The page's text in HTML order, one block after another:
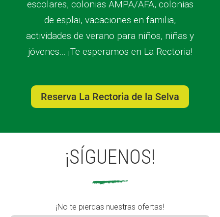
escolares, colonias AMPA/AFA, colonias
de esplai, vacaciones en familia,
actividades de verano para niños, niñas y
jóvenes… ¡Te esperamos en La Rectoria!
Reserva La Rectoria de la Selva
¡SÍGUENOS!
¡No te pierdas nuestras ofertas!